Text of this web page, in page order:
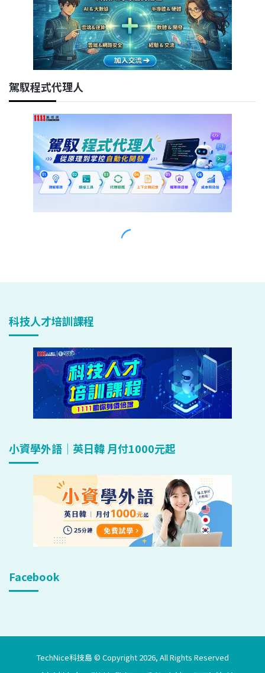
科技人才培訓課程
小資學外語｜英日韓 月付1000元起
Facebook
TechNice科技島 © Copyright 2026, All Rights Reserved